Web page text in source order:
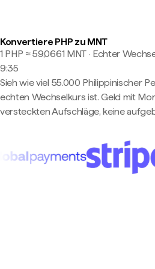
Konvertiere PHP zu MNT
1 PHP ≈ 59,0661 MNT · Echter
9:35
Sieh wie viel 55.000 Philippinischer
echten Wechselkurs ist. Geld mit
versteckten Aufschläge, keine